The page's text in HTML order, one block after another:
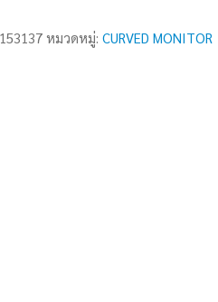
หมวดหมู่: CURVED MONITOR